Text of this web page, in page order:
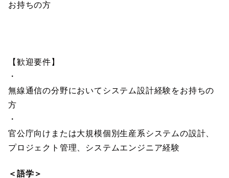
お持ちの方
【歓迎要件】
・
無線通信の分野においてシステム設計経験をお持ちの
方
・
官公庁向けまたは大規模個別生産系システムの設計、
プロジェクト管理、システムエンジニア経験
＜語学＞